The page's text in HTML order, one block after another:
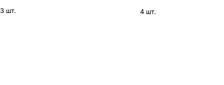
3 шт.
4 шт.